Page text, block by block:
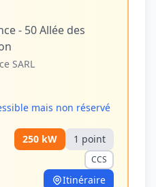
- 50 Allée des
SARL
mais non réservé
250 kW 1 point
CCS
Itinéraire